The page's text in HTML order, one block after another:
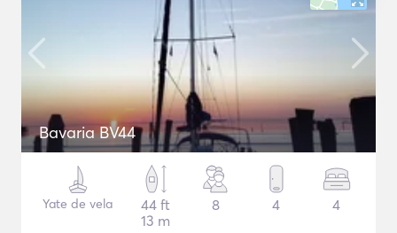
Bavaria BV44
Yate de vela
44 ft
13 m
8 4 4